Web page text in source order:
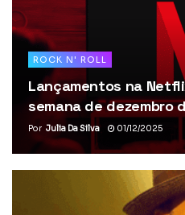
ROCK N' ROLL
Lançamentos na
semana de dezembro
Por Julia Da Silva 01/12/2025